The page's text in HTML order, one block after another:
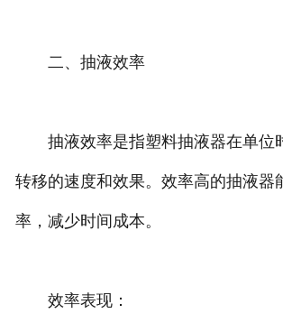
二、抽液效率
抽液效率是指塑料抽液器在单位
转移的速度和效果。效率高的抽液器
率，减少时间成本。
效率表现：